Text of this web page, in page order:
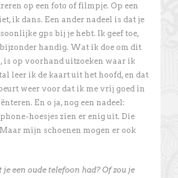
op een foto of filmpje. Op een
ik dans. Een ander nadeel is dat je
gps bij je hebt. Ik geef toe,
handig. Wat ik doe om dit
is op voorhand uitzoeken waar ik
leer ik de kaart uit het hoofd, en dat
weer voor dat ik me vrij goed in
En o ja, nog een nadeel:
hoesjes zien er enig uit. Die
mijn schoenen mogen er ook
een oude telefoon had? Of zou je